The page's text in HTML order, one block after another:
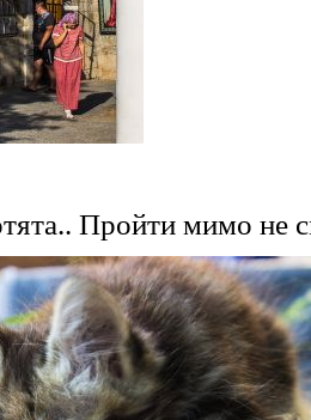
Пройти мимо не